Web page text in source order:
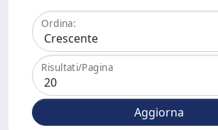
Ordina:
Risultati/Pagina